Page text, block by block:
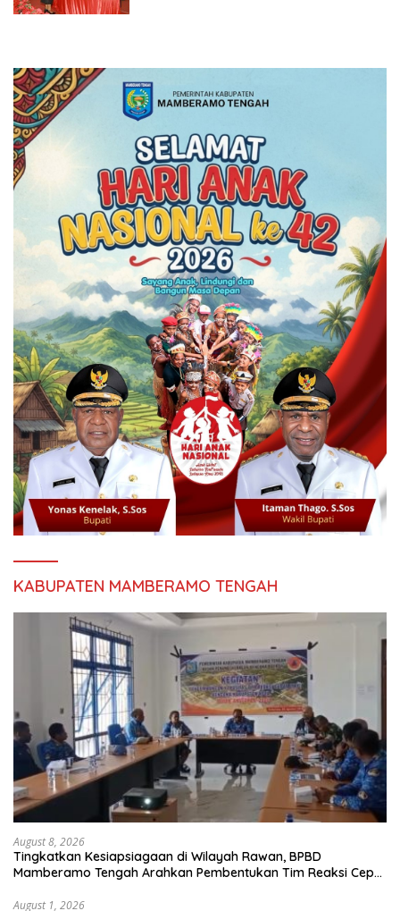
KABUPATEN MAMBERAMO TENGAH
August 8, 2026
Tingkatkan Kesiapsiagaan di Wilayah Rawan, BPBD
Mamberamo Tengah Arahkan Pembentukan Tim Reaksi Cepat
August 1, 2026